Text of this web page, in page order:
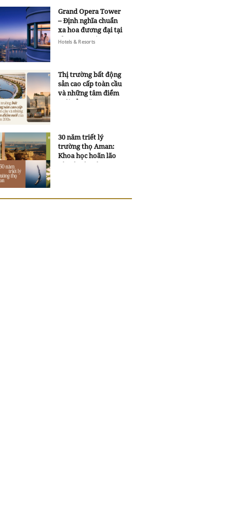
Grand Opera Tower
– Định nghĩa chuẩn
xa hoa đương đại tại
Sheraton Saigon
Hotels & Resorts
Thị trường bất động
sản cao cấp toàn cầu
và những tâm điểm
mới của năm 2026
30 năm triết lý
trường thọ Aman:
Khoa học hoãn lão
và trí tuệ ngàn xưa